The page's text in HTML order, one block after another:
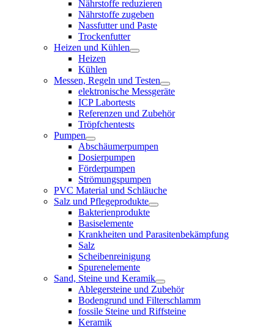
Nährstoffe reduzieren
Nährstoffe zugeben
Nassfutter und Paste
Trockenfutter
Heizen und Kühlen
Heizen
Kühlen
Messen, Regeln und Testen
elektronische Messgeräte
ICP Labortests
Referenzen und Zubehör
Tröpfchentests
Pumpen
Abschäumerpumpen
Dosierpumpen
Förderpumpen
Strömungspumpen
PVC Material und Schläuche
Salz und Pflegeprodukte
Bakterienprodukte
Basiselemente
Krankheiten und Parasitenbekämpfung
Salz
Scheibenreinigung
Spurenelemente
Sand, Steine und Keramik
Ablegersteine und Zubehör
Bodengrund und Filterschlamm
fossile Steine und Riffsteine
Keramik